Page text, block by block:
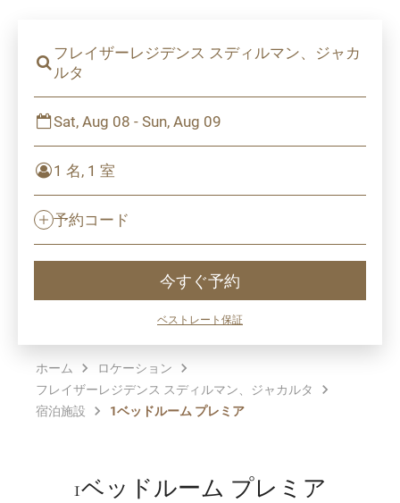
フレイザーレジデンス スディルマン、ジャカ
ルタ
Sat, Aug 08 - Sun, Aug 09
1 名, 1 室
予約コード
今すぐ予約
ベストレート保証
ホーム
ロケーション
フレイザーレジデンス スディルマン、ジャカルタ
宿泊施設
1ベッドルーム プレミア
1ベッドルーム プレミア